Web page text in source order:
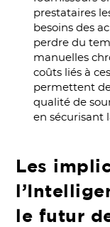
prestataires
besoins des
perdre du
manuelles
coûts liés à
permettent
qualité de
en sécurisant
Les
le futur